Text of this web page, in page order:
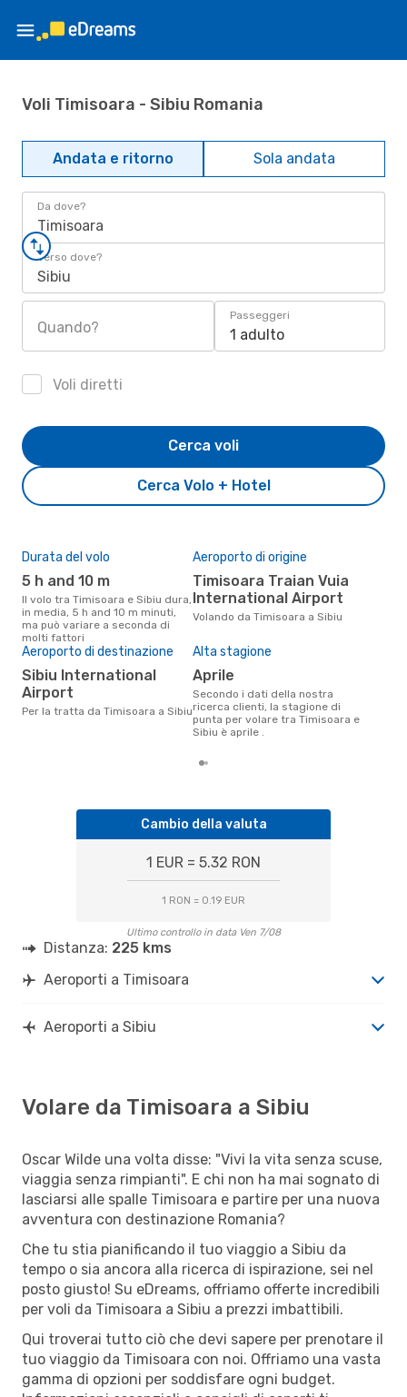
Voli Timisoara - Sibiu Romania
Andata e ritorno Sola andata
Da dove?
Timisoara
Verso dove?
Sibiu
Quando?
Passeggeri
1 adulto
Voli diretti
Cerca Volo + Hotel
Cerca voli
Durata del volo
5 h and 10 m
Il volo tra Timisoara e Sibiu dura,
in media, 5 h and 10 m minuti,
ma può variare a seconda di
molti fattori
Aeroporto di origine
Timisoara Traian Vuia
International Airport
Volando da Timisoara a Sibiu
Aeroporto di destinazione
Sibiu International
Airport
Per la tratta da Timisoara a Sibiu
Alta stagione
aprile
Secondo i dati della nostra
ricerca clienti, la stagione di
punta per volare tra Timisoara e
Sibiu è aprile .
Cambio della valuta
1 EUR = 5.32 RON
1 RON = 0.19 EUR
Ultimo controllo in data Ven 7/08
Distanza: 225 kms
Aeroporti a Timisoara
Aeroporti a Sibiu
Volare da Timisoara a Sibiu
Oscar Wilde una volta disse: "Vivi la vita senza scuse,
viaggia senza rimpianti". E chi non ha mai sognato di
lasciarsi alle spalle Timisoara e partire per una nuova
avventura con destinazione Romania?
Che tu stia pianificando il tuo viaggio a Sibiu da
tempo o sia ancora alla ricerca di ispirazione, sei nel
posto giusto! Su eDreams, offriamo offerte incredibili
per voli da Timisoara a Sibiu a prezzi imbattibili.
Qui troverai tutto ciò che devi sapere per prenotare il
tuo viaggio da Timisoara con noi. Offriamo una vasta
gamma di opzioni per soddisfare ogni budget.